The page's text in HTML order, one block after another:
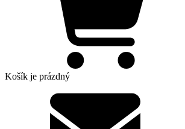
Košík je prázdný